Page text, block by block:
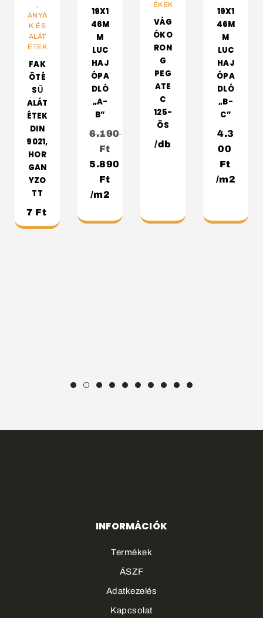
,
ANYÁ
K ÉS
ALÁT
ÉTEK
FAK
ÖTÉ
SŰ
ALÁT
ÉTEK
DIN
9021,
HOR
GAN
YZO
TT
7 Ft
19X1
46M
M
LUC
HAJ
ÓPA
DLÓ
„A-
B”
6.190
Ft
5.890
Ft
/m2
ÉKEK
VÁG
ÓKO
RON
G
PEG
ATE
C
125-
ÖS
/db
19X1
46M
M
LUC
HAJ
ÓPA
DLÓ
„B-
C”
4.3
00
Ft
/m2
INFORMÁCIÓK
Termékek
ÁSZF
Adatkezelés
Kapcsolat